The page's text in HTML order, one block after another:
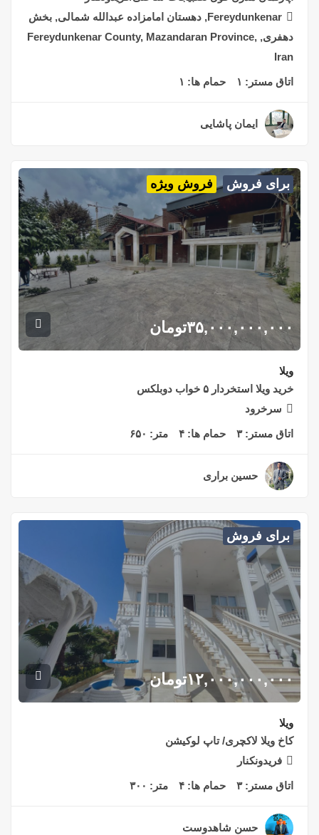
Fereydunkenar, دهستان امامزاده عبدالله شمالی, بخش
دهفری, Fereydunkenar County, Mazandaran Province,
Iran
اتاق مستر: ۱ حمام ها: ۱
ایمان پاشایی
برای فروش فروش ویژه
۳۵,۰۰۰,۰۰۰,۰۰۰تومان
ویلا
خرید ویلا استخردار ۵ خواب دوبلکس
سرخرود
اتاق مستر:۳ حمام ها: ۴ متر: ۶۵۰
حسین براری
برای فروش
۱۲,۰۰۰,۰۰۰,۰۰۰تومان
ویلا
کاخ ویلا لاکچری/ تاپ لوکیشن
فریدونکنار
اتاق مستر:۳ حمام ها: ۴ متر: ۳۰۰
حسن شاهدوست